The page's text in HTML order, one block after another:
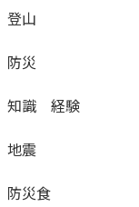
登山
防災
知識 経験
地震
防災食